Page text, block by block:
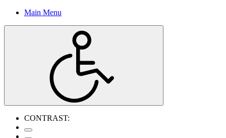
Main Menu
CONTRAST: